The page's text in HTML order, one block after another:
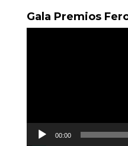
Gala Premios
00:00